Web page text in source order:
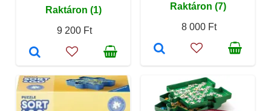
Raktáron (1)
9 200 Ft
Raktáron (7)
8 000 Ft